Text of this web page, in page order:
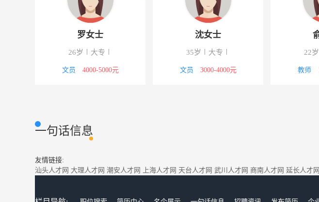
22岁
教师 1000-2000元
29岁
技工/普工
一句话信息
友情链接:
汕头人才网 大理人才网 潮安人才网 上海人才网 天台人才网 武川人才网 商南人才网 延长人才网